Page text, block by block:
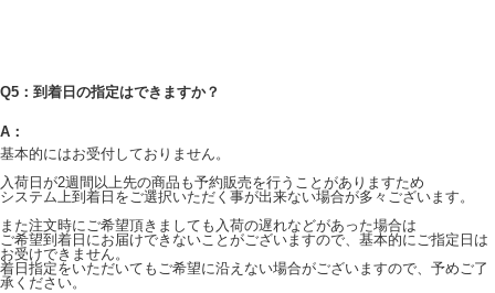
Q5：到着日の指定はできますか？
A：
基本的にはお受付しておりません。
入荷日が2週間以上先の商品も予約販売を行うことがありますため
システム上到着日をご選択いただく事が出来ない場合が多々ございます。
また注文時にご希望頂きましても入荷の遅れなどがあった場合は
ご希望到着日にお届けできないことがございますので、基本的にご指定日は
お受けできません。
着日指定をいただいてもご希望に沿えない場合がございますので、予めご了
承ください。